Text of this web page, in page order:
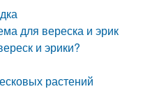
для вереска и эрик
и эрики?
растений